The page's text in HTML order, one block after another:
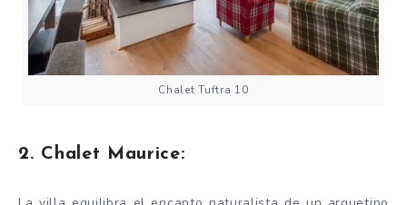
Chalet Tuftra 10
2. Chalet Maurice: